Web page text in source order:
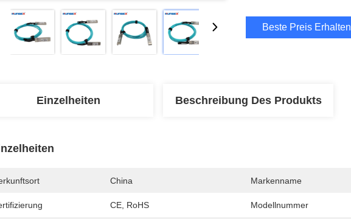
Beste Preis Erhalten
Einzelheiten Beschreibung Des Produkts
China Markenname
CE, RoHS Modellnummer